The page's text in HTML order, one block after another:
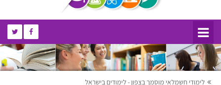
לימודי חשמלאי מוסמך בצפון - לימודים בישראל